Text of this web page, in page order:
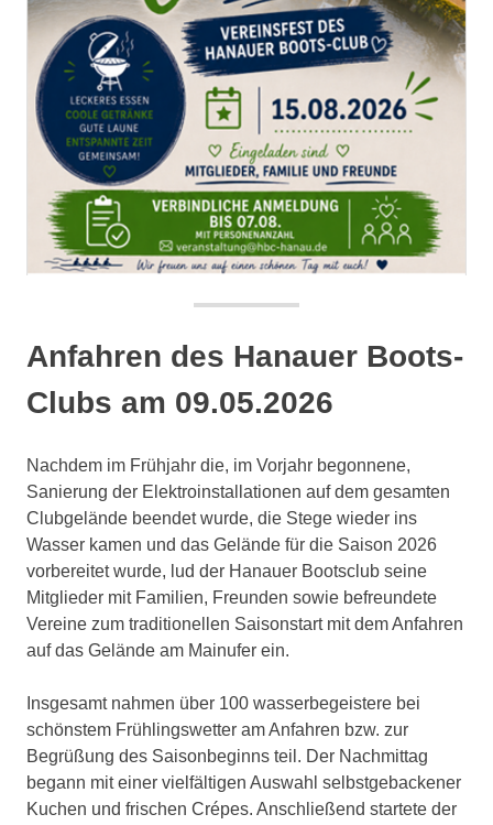
Anfahren des Hanauer Boots-
Clubs am 09.05.2026
Nachdem im Frühjahr die, im Vorjahr begonnene,
Sanierung der Elektroinstallationen auf dem gesamten
Clubgelände beendet wurde, die Stege wieder ins
Wasser kamen und das Gelände für die Saison 2026
vorbereitet wurde, lud der Hanauer Bootsclub seine
Mitglieder mit Familien, Freunden sowie befreundete
Vereine zum traditionellen Saisonstart mit dem Anfahren
auf das Gelände am Mainufer ein.
Insgesamt nahmen über 100 wasserbegeistere bei
schönstem Frühlingswetter am Anfahren bzw. zur
Begrüßung des Saisonbeginns teil. Der Nachmittag
begann mit einer vielfältigen Auswahl selbstgebackener
Kuchen und frischen Crépes. Anschließend startete der